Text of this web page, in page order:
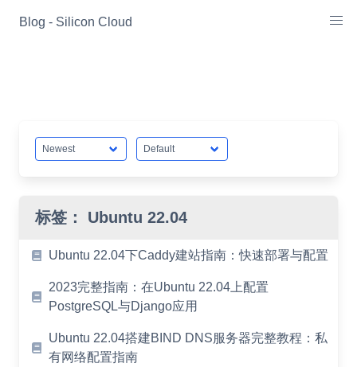
Blog - Silicon Cloud
标签： Ubuntu 22.04
Ubuntu 22.04下Caddy建站指南：快速部署与配置
2023完整指南：在Ubuntu 22.04上配置
PostgreSQL与Django应用
Ubuntu 22.04搭建BIND DNS服务器完整教程：私
有网络配置指南